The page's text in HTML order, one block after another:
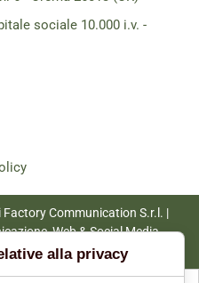
sociale 10.000 i.v. -
Communication S.r.l. |
Web & Social Media
alla privacy